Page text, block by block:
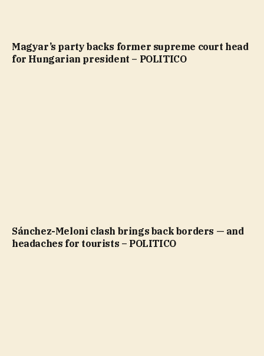
Magyar’s party backs former supreme court head
for Hungarian president – POLITICO
Sánchez-Meloni clash brings back borders — and
headaches for tourists – POLITICO